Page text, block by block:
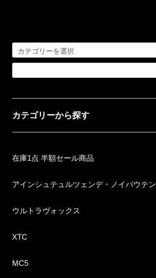
カテゴリーから探す
在庫1点 半額セール商品
アインシュテュルツェンデ・ノイバウテン
ウルトラヴォックス
XTC
MC5